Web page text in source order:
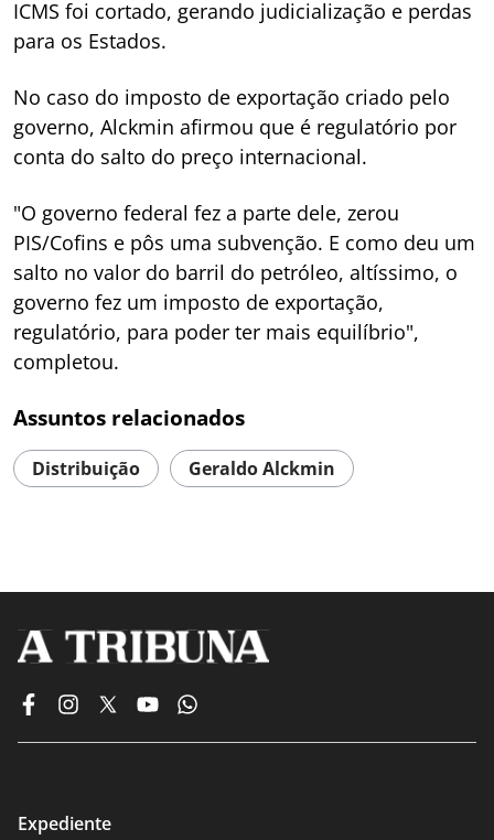
ICMS foi cortado, gerando judicialização e perdas
para os Estados.
No caso do imposto de exportação criado pelo
governo, Alckmin afirmou que é regulatório por
conta do salto do preço internacional.
"O governo federal fez a parte dele, zerou
PIS/Cofins e pôs uma subvenção. E como deu um
salto no valor do barril do petróleo, altíssimo, o
governo fez um imposto de exportação,
regulatório, para poder ter mais equilíbrio",
completou.
Assuntos relacionados
Distribuição Geraldo Alckmin
Expediente